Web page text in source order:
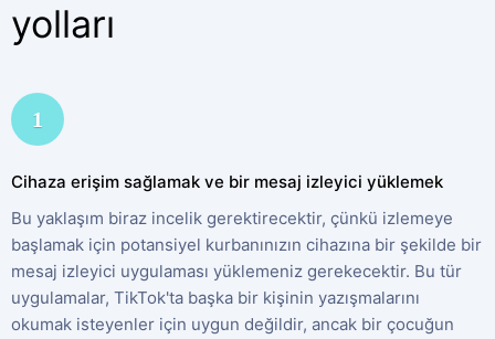
yolları
1
Cihaza erişim sağlamak ve bir mesaj izleyici yüklemek
Bu yaklaşım biraz incelik gerektirecektir, çünkü izlemeye
başlamak için potansiyel kurbanınızın cihazına bir şekilde bir
mesaj izleyici uygulaması yüklemeniz gerekecektir. Bu tür
uygulamalar, TikTok'ta başka bir kişinin yazışmalarını
okumak isteyenler için uygun değildir, ancak bir çocuğun